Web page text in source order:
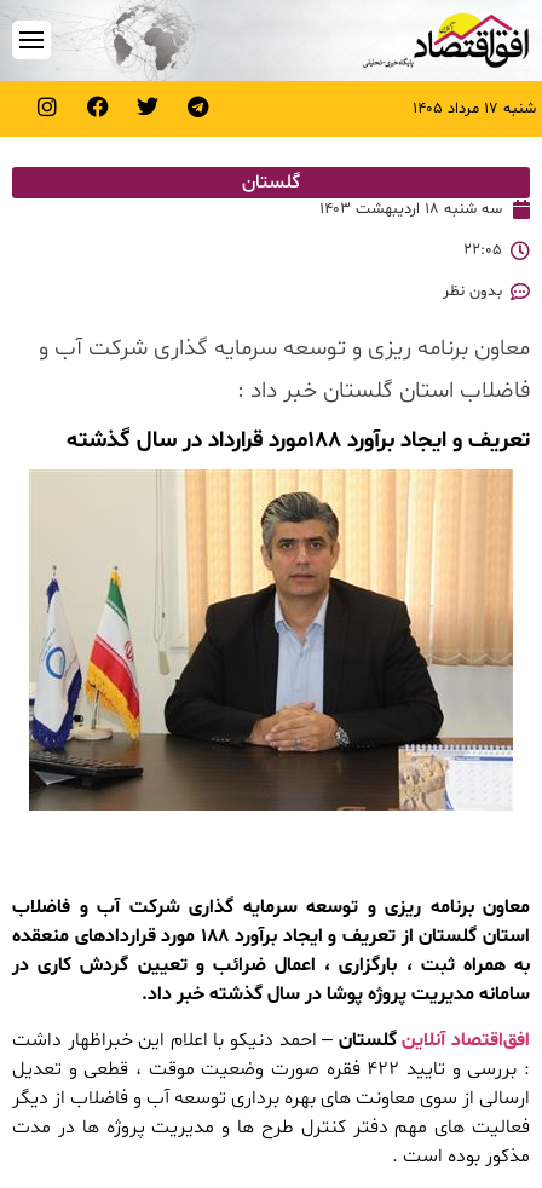
شنبه ۱۷ مرداد ۱۴۰۵
گلستان
سه شنبه ۱۸ اردیبهشت ۱۴۰۳
۲۲:۰۵
بدون نظر
معاون برنامه ریزی و توسعه سرمایه گذاری شرکت آب و
فاضلاب استان گلستان خبر داد :
تعریف و ایجاد برآورد ۱۸۸مورد قرارداد در سال گذشته
معاون برنامه ریزی و توسعه سرمایه گذاری شرکت آب و فاضلاب
استان گلستان از تعریف و ایجاد برآورد ۱۸۸ مورد قراردادهای منعقده
به همراه ثبت ، بارگزاری ، اعمال ضرائب و تعیین گردش کاری در
سامانه مدیریت پروژه پوشا در سال گذشته خبر داد.
افق‌اقتصاد آنلاینگلستان – احمد دنیکو با اعلام این خبراظهار داشت
: بررسی و تایید ۴۲۲ فقره صورت وضعیت موقت ، قطعی و تعدیل
ارسالی از سوی معاونت های بهره برداری توسعه آب و فاضلاب از دیگر
فعالیت های مهم دفتر کنترل طرح ها و مدیریت پروژه ها در مدت
مذکور بوده است .